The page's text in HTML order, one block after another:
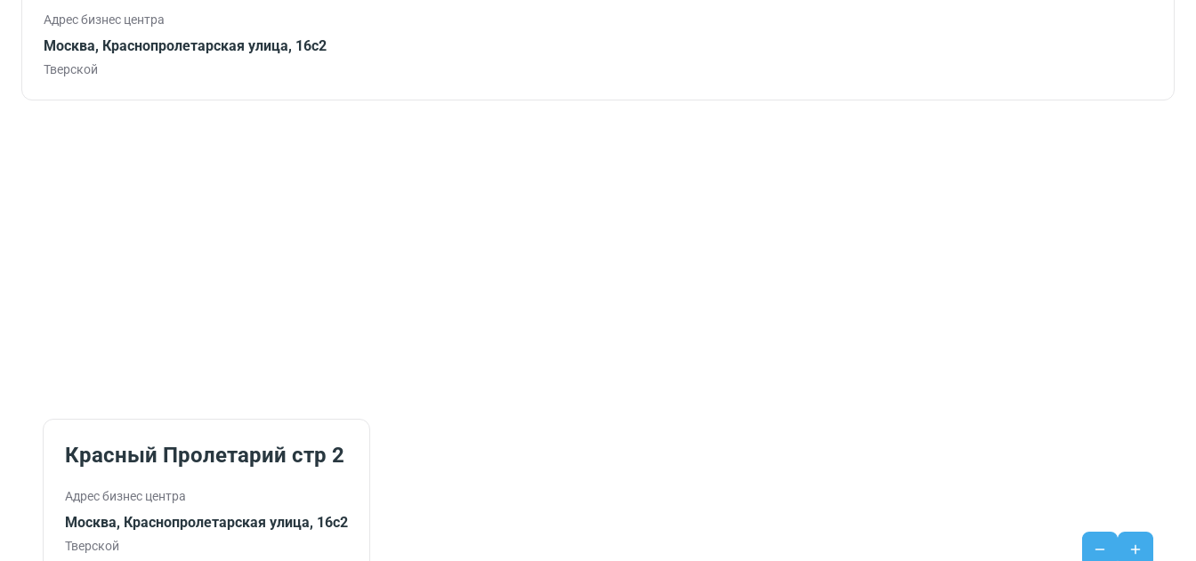
Адрес бизнес центра
Москва, Краснопролетарская улица, 16с2
Тверской
Красный Пролетарий стр 2
Адрес бизнес центра
Москва, Краснопролетарская улица, 16с2
Тверской